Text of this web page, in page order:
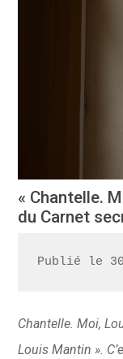
« Chantelle.
du Carnet
Publié le
Chantelle. Moi,
Louis Mantin ».